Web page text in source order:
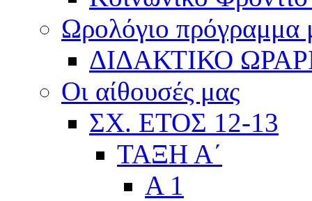
Ωρολόγιο πρόγραμμα
ΔΙΔΑΚΤΙΚΟ
Οι αίθουσές μας
ΣΧ. ΕΤΟΣ 12-13
ΤΑΞΗ Α΄
Α 1